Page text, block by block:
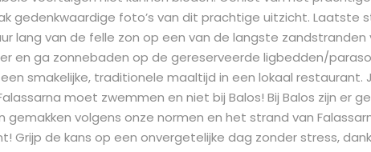
gedenkwaardige foto’s van dit prachtige uitzicht. Laatste
lang van de felle zon op een van de langste zandstranden
en ga zonnebaden op de gereserveerde ligbedden/
smakelijke, traditionele maaltijd in een lokaal restaurant.
moet zwemmen en niet bij Balos! Bij Balos zijn er
volgens onze normen en het strand van
Grijp de kans op een onvergetelijke dag zonder stress,